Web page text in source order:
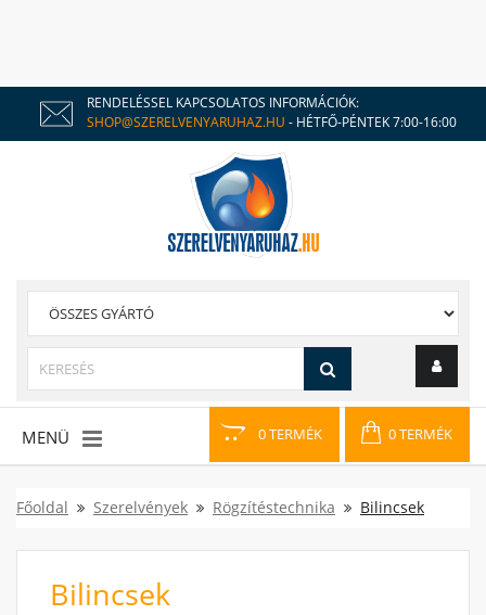
RENDELÉSSEL KAPCSOLATOS INFORMÁCIÓK:
SHOP@SZERELVENYARUHAZ.HU - HÉTFŐ-PÉNTEK 7:00-16:00
0 TERMÉK 0 TERMÉK
MENÜ
Főoldal Szerelvények Rögzítéstechnika Bilincsek
Bilincsek